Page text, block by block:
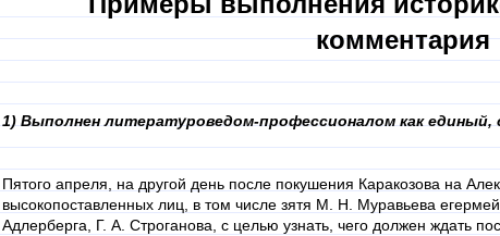
комментария
1) Выполнен литературоведом-профессионалом как единый,
Пятого апреля, на другой день после покушения Каракозова на
высокопоставленных лиц, в том числе зятя М. Н. Муравьева
Адлерберга, Г. А. Строганова, с целью узнать, чего должен ждать